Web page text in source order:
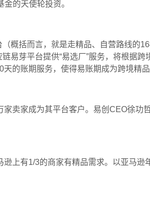
的天使轮投资。
括而言，就是走精品、自营路线的
易芽平台提供“易选厂”服务，将根据
的账期服务，使得易账期成为跨境精品
家成为其平台客户。易创CEO徐功
有1/3的商家有精品需求。以亚马逊